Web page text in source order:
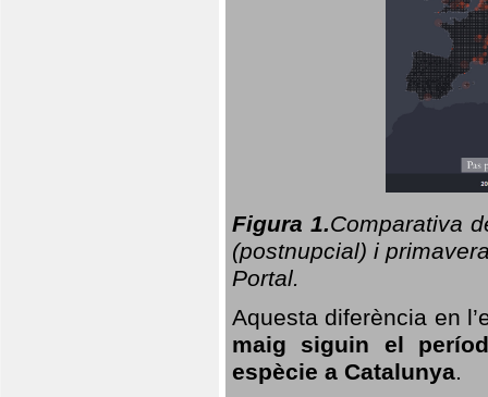
Figura 1.Comparativa
(postnupcial) i
Portal.
Aquesta diferència en
maig siguin el
espècie a Catalunya.